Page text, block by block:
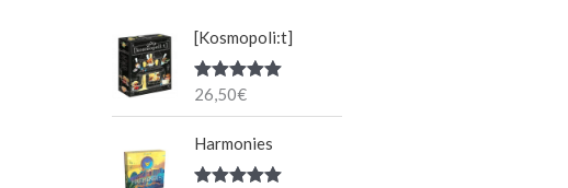
[Kosmopoli:t]
Note5.00
26,50€
Harmonies